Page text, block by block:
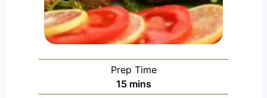
Prep Time
15minutes
mins